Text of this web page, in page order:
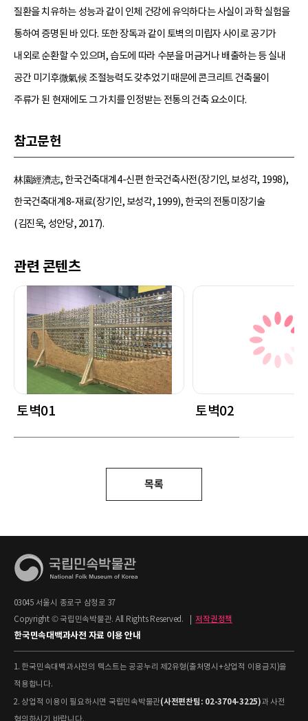
질환을 치유하는 성능과 같이 인체 건강에 유익하다는 사실이 과학 실험을
통하여 증명된 바 있다. 또한 장독과 같이 토벽의 미립자 사이로 공기가
내외로 순환할 수 있으며, 습도에 따라 수분을 머금거나 배출하는 등 실내
공간 미기후微氣候 조절능력도 갖추었기 때문에 콘크리트 건축물이
주류가 된 현재에도 그 가치를 인정받는 전통의 건축 요소이다.
참고문헌
林園經濟志, 한국건축대계4-신편 한국건축사전(장기인, 보성각, 1998),
한국건축대계8-재료(장기인, 보성각, 1999), 한국의 전통미장기술
(김진욱, 성안당, 2017).
관련 콘텐츠
토벽01 토벽02
목록
03045 서울시 종로구 삼청로 37
Copyright © 국립민속박물관. All Rights Reserved.
저작권정책
한국민속대백과사전 자료 이용 안내
1. 한국민속대백과사전의 텍스트는 공공누리 제2유형(출처명시+상업적 이용금지)을
적용합니다.
2. 상업적 이용이 필요하시면 국립민속박물관(사전편찬팀: 02-3704-3225)과 사전